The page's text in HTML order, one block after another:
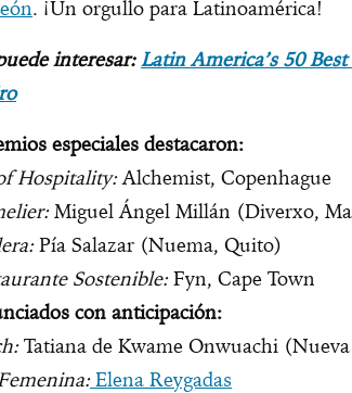
. ¡Un orgullo para Latinoamérica!
interesar:Latin America’s 50
especiales destacaron:
Hospitality:Alchemist, Copenhague
Miguel Ángel Millán (Diverxo,
Pía Salazar (Nuema, Quito)
Sostenible:Fyn, Cape Town
con anticipación:
Tatiana de Kwame Onwuachi
Elena Reygadas